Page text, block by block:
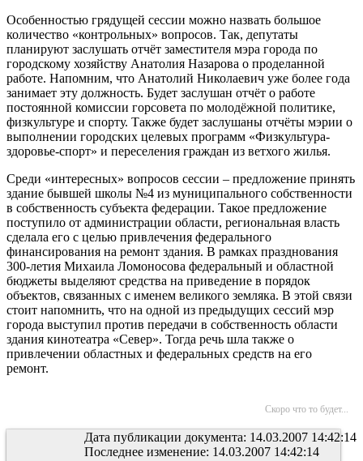
Особенностью грядущей сессии можно назвать большое
количество «контрольных» вопросов. Так, депутаты
планируют заслушать отчёт заместителя мэра города по
городскому хозяйству Анатолия Назарова о проделанной
работе. Напомним, что Анатолий Николаевич уже более года
занимает эту должность. Будет заслушан отчёт о работе
постоянной комиссии горсовета по молодёжной политике,
физкультуре и спорту. Также будет заслушаны отчёты мэрии о
выполнении городских целевых программ «Физкультура-
здоровье-спорт» и переселения граждан из ветхого жилья.
Среди «интересных» вопросов сессии – предложение принять
здание бывшей школы №4 из муниципального собственности
в собственность субъекта федерации. Такое предложение
поступило от администрации области, региональная власть
сделала его с целью привлечения федерального
финансирования на ремонт здания. В рамках празднования
300-летия Михаила Ломоносова федеральный и областной
бюджеты выделяют средства на приведение в порядок
объектов, связанных с именем великого земляка. В этой связи
стоит напомнить, что на одной из предыдущих сессий мэр
города выступил против передачи в собственность области
здания кинотеатра «Север». Тогда речь шла также о
привлечении областных и федеральных средств на его
ремонт.
Скоро что то будет...
Дата публикации документа: 14.03.2007 14:42:14
Последнее изменение: 14.03.2007 14:42:14